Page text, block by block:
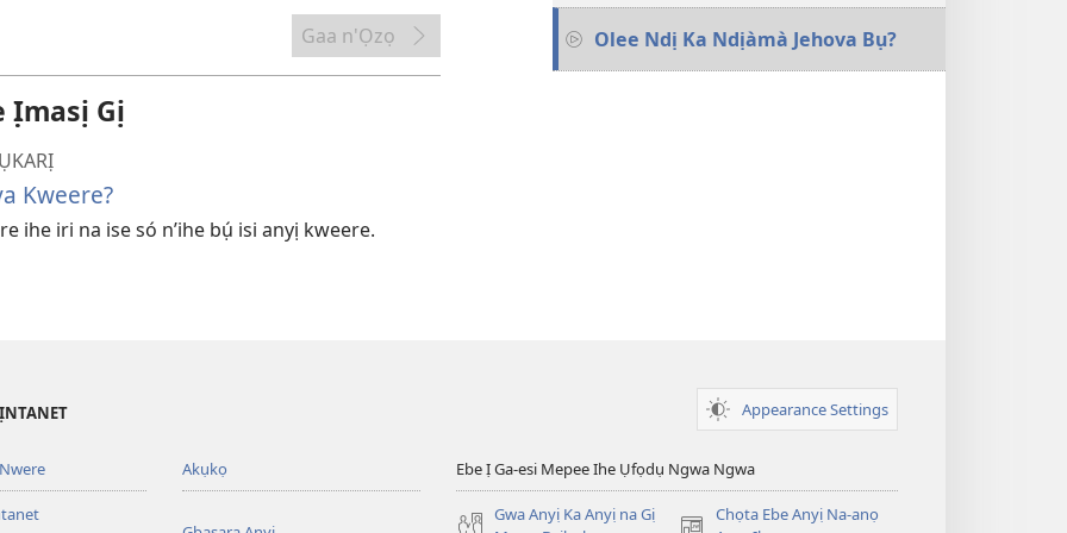
ị
ga-
Gaa n'Ọzọ
Ịmasị Gị
Kweere?
ihe iri na ise só n’ihe bụ́ isi anyị kweere.
Olee Ndị Ka Ndịàmà Jehova Bụ?
Appearance Settings
Akụkọ Ebe Ị Ga-esi Mepee Ihe Ụfọdụ Ngwa Ngwa
Gwa Anyị Ka Anyị na Gị
Chọta Ebe Anyị Na-anọ